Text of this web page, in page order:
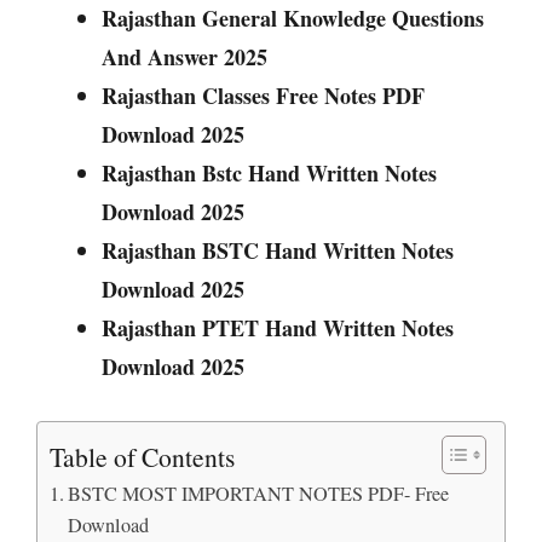
Rajasthan General Knowledge Questions
And Answer 2025
Rajasthan Classes Free Notes PDF
Download 2025
Rajasthan Bstc Hand Written Notes
Download 2025
Rajasthan BSTC Hand Written Notes
Download 2025
Rajasthan PTET Hand Written Notes
Download 2025
Table of Contents
BSTC MOST IMPORTANT NOTES PDF- Free
Download